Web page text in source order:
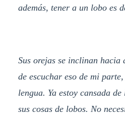
además, tener a un lobo es
Sus orejas se inclinan hacia
de escuchar eso de mi
lengua. Ya estoy cansada
sus cosas de lobos. No